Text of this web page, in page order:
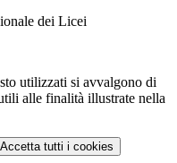
dei Licei
utilizzati si avvalgono di
alle finalità illustrate nella
Accetta tutti i cookies